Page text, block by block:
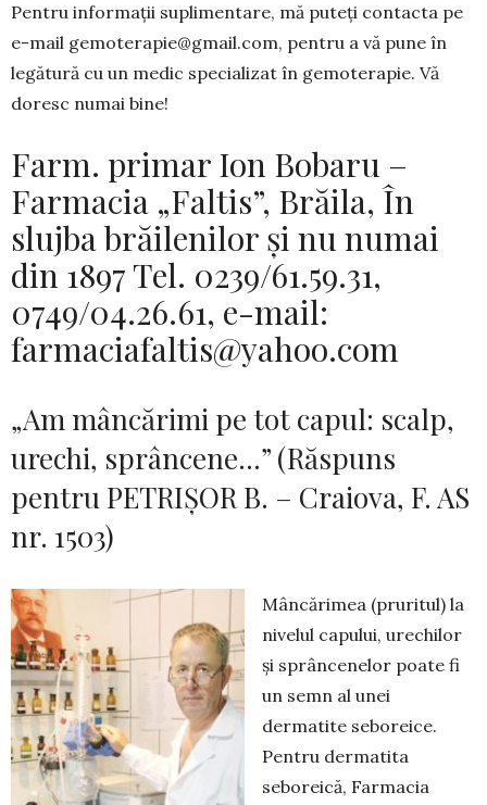
Pentru informații suplimen­tare, mă puteți contacta pe
e-mail gemoterapie@gmail.com, pentru a vă pune în
legătură cu un medic specia­lizat în ge­mo­terapie. Vă
doresc numai bine!
Farm. primar Ion Bobaru –
Farmacia „Faltis”, Brăila, În
slujba brăilenilor și nu numai
din 1897 Tel. 0239/61.59.31,
0749/04.26.61, e-mail:
farmaciafaltis@yahoo.com
„Am mâncărimi pe tot capul: scalp,
urechi, sprâncene…” (Răspuns
pentru PETRIȘOR B. – Craiova, F. AS
nr. 1503)
Mâncărimea (pruritul) la
nivelul capului, ure­chilor
și sprâncenelor poate fi
un semn al unei
dermatite seboreice.
Pen­tru dermatita
seboreică, Farma­cia